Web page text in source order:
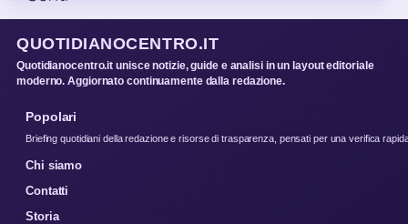
QUOTIDIANOCENTRO.IT
Quotidianocentro.it unisce notizie, guide e analisi in un layout editoriale
moderno. Aggiornato continuamente dalla redazione.
Popolari
Briefing quotidiani della redazione e risorse di trasparenza, pensati per una verifica
Chi siamo
Contatti
Storia